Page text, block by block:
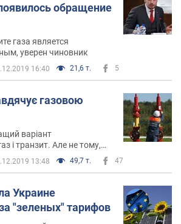
обращение
газа является
уверен чиновник
16:40 21,6 т. 5
газовою
варіант
і транзит. Але не тому,
чи Україна супер
13:48 49,7 т. 47
Украине
"зеленых" тарифов